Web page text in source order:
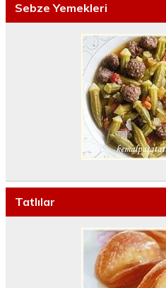
Sebze Yemekleri
Tatlılar